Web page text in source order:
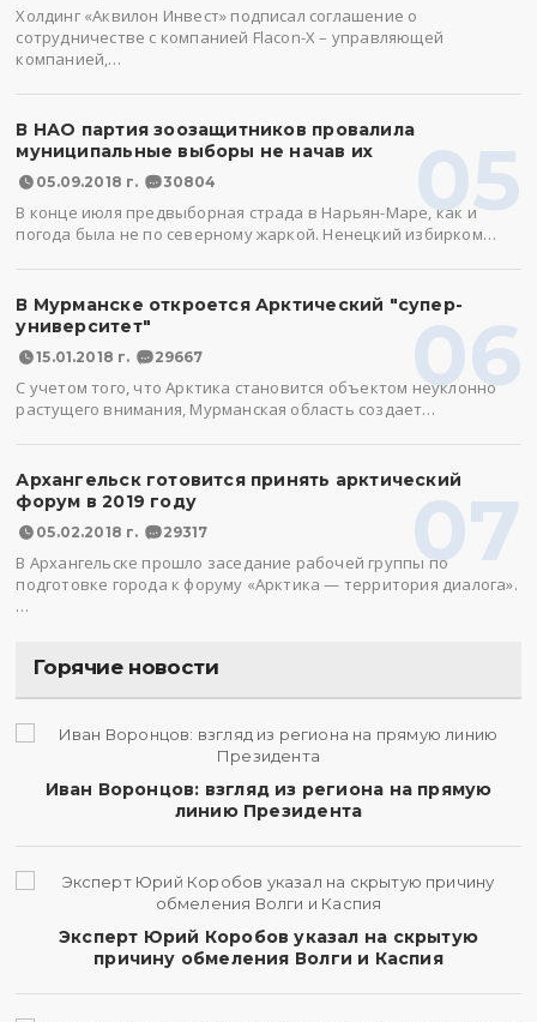
Холдинг «Аквилон Инвест» подписал соглашение о
сотрудничестве с компанией Flacon-X – управляющей
компанией,…
05
В НАО партия зоозащитников провалила
муниципальные выборы не начав их
05.09.2018 г. 30804
В конце июля предвыборная страда в Нарьян-Маре, как и
погода была не по северному жаркой. Ненецкий избирком…
06
В Мурманске откроется Арктический "супер-
университет"
15.01.2018 г. 29667
С учетом того, что Арктика становится объектом неуклонно
растущего внимания, Мурманская область создает…
07
Архангельск готовится принять арктический
форум в 2019 году
05.02.2018 г. 29317
В Архангельске прошло заседание рабочей группы по
подготовке города к форуму «Арктика — территория диалога».
…
Горячие новости
Иван Воронцов: взгляд из региона на прямую
линию Президента
Эксперт Юрий Коробов указал на скрытую
причину обмеления Волги и Каспия